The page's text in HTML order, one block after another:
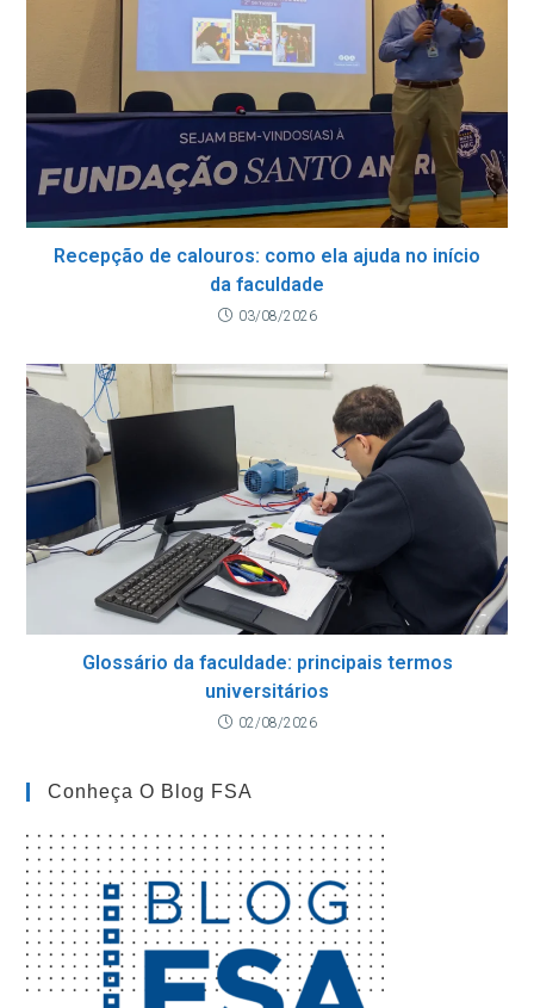
Recepção de calouros: como ela ajuda no início
da faculdade
03/08/2026
Glossário da faculdade: principais termos
universitários
02/08/2026
Conheça O Blog FSA